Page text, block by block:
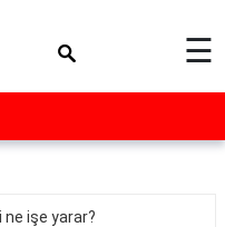
☰
ne işe yarar?